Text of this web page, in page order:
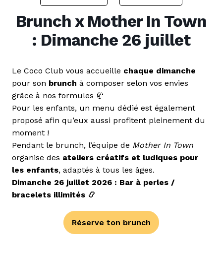
Brunch x Mother In Town
: Dimanche 26 juillet
Le Coco Club vous accueille chaque dimanche
pour son brunch à composer selon vos envies
grâce à nos formules 🥐
Pour les enfants, un menu dédié est également
proposé afin qu’eux aussi profitent pleinement du
moment !
Pendant le brunch, l’équipe de Mother In Town
organise des ateliers créatifs et ludiques pour
les enfants, adaptés à tous les âges.
Dimanche 26 juillet 2026 : Bar à perles /
bracelets illimités 📿
Réserve ton brunch